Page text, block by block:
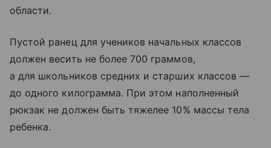
области.
Пустой ранец для учеников начальных классов
должен весить не более 700 граммов,
а для школьников средних и старших классов —
до одного килограмма. При этом наполненный
рюкзак не должен быть тяжелее 10% массы тела
ребенка.